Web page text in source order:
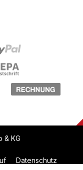
& KG
Datenschutz